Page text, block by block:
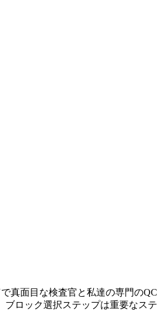
真面目な検査官と私達の専門のQC
ブロック選択ステップは重要なステ